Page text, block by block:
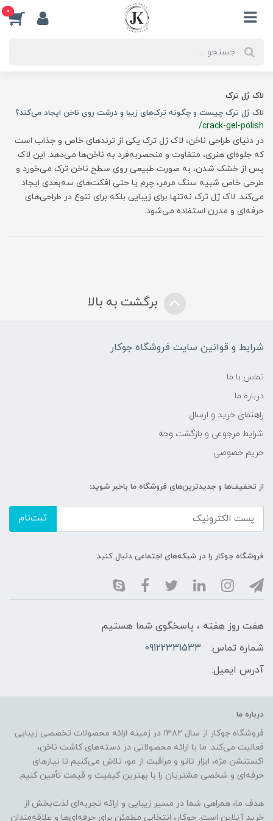
0
لاک ژل ترک
لاک ژل ترک چیست و چگونه ترک‌های زیبا و درشت روی ناخن ایجاد می‌کند؟
/crack-gel-polish
در دنیای طراحی ناخن، لاک ژل ترک یکی از ترندهای خاص و جذاب است
که جلوه‌ای هنری، متفاوت و منحصر‌به‌فرد به ناخن‌ها می‌دهد. این لاک
پس از خشک شدن، به صورت طبیعی روی سطح ناخن ترک می‌خورد و
طرحی خاص شبیه سنگ مرمر، چرم یا حتی افکت‌های سه‌بعدی ایجاد
می‌کند. لاک ژل ترک نه‌تنها برای زیبایی بلکه برای تنوع در طراحی‌های
حرفه‌ای و مدرن استفاده می‌شود.
برگشت به بالا
شرایط و قوانین سایت فروشگاه جوکار
تماس با ما
درباره ما
راهنمای خرید و ارسال
شرایط مرجوعی و بازگشت وجه
حریم خصوصی
از تخفیف‌ها و جدیدترین‌های فروشگاه ما باخبر شوید:
ثبت‌نام
فروشگاه جوکار را در شبکه‌های اجتماعی دنبال کنید:
هفت روز هفته ، پاسخگوی شما هستیم
شماره تماس:
09122331533
آدرس ایمیل:
درباره ما
فروشگاه جوکار از سال ۱۳۸۲ در زمینه ارائه محصولات تخصصی زیبایی
فعالیت می‌کند. ما با ارائه محصولاتی در دسته‌های کاشت ناخن،
اکستنشن مژه، ابزار تاتو و مراقبت از مو، تلاش می‌کنیم تا نیازهای
حرفه‌ای و شخصی مشتریان را با بهترین کیفیت و قیمت تأمین کنیم.
هدف ما، همراهی شما در مسیر زیبایی و ارائه تجربه‌ای لذت‌بخش از
خرید آنلاین است. جوکار، انتخابی مطمئن برای حرفه‌ای‌ها و علاقه‌مندان